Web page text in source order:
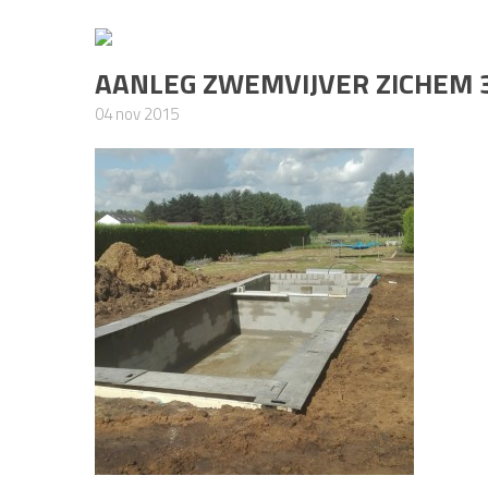
AANLEG ZWEMVIJVER ZICHEM
04 nov 2015